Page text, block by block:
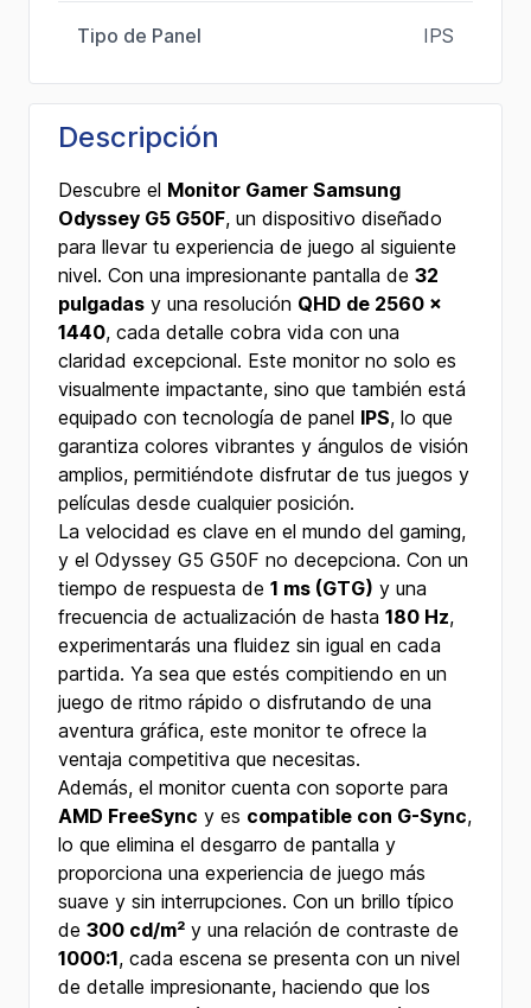
Tipo de Panel IPS
Descripción
Descubre el Monitor Gamer Samsung
Odyssey G5 G50F, un dispositivo diseñado
para llevar tu experiencia de juego al siguiente
nivel. Con una impresionante pantalla de 32
pulgadas y una resolución QHD de 2560 x
1440, cada detalle cobra vida con una
claridad excepcional. Este monitor no solo es
visualmente impactante, sino que también está
equipado con tecnología de panel IPS, lo que
garantiza colores vibrantes y ángulos de visión
amplios, permitiéndote disfrutar de tus juegos y
películas desde cualquier posición.
La velocidad es clave en el mundo del gaming,
y el Odyssey G5 G50F no decepciona. Con un
tiempo de respuesta de 1 ms (GTG) y una
frecuencia de actualización de hasta 180 Hz,
experimentarás una fluidez sin igual en cada
partida. Ya sea que estés compitiendo en un
juego de ritmo rápido o disfrutando de una
aventura gráfica, este monitor te ofrece la
ventaja competitiva que necesitas.
Además, el monitor cuenta con soporte para
AMD FreeSync y es compatible con G-Sync,
lo que elimina el desgarro de pantalla y
proporciona una experiencia de juego más
suave y sin interrupciones. Con un brillo típico
de 300 cd/m² y una relación de contraste de
1000:1, cada escena se presenta con un nivel
de detalle impresionante, haciendo que los